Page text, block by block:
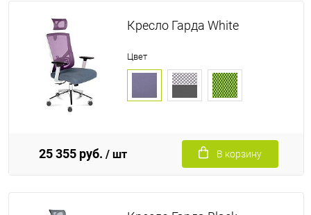
Кресло Гарда White
Цвет
25 355 руб. / шт В корзину